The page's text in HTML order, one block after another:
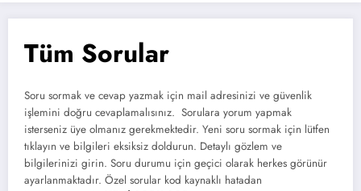
Tüm Sorular
Soru sormak ve cevap yazmak için mail adresinizi ve güvenlik
işlemini doğru cevaplamalısınız. Sorulara yorum yapmak
isterseniz üye olmanız gerekmektedir. Yeni soru sormak için lütfen
tıklayın ve bilgileri eksiksiz doldurun. Detaylı gözlem ve
bilgilerinizi girin. Soru durumu için geçici olarak herkes görünür
ayarlanmaktadır. Özel sorular kod kaynaklı hatadan